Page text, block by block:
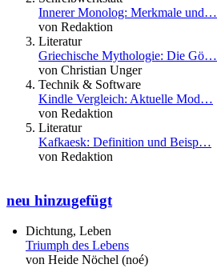
Innerer Monolog: Merkmale und…
von Redaktion
Literatur
Griechische Mythologie: Die Gö…
von Christian Unger
Technik & Software
Kindle Vergleich: Aktuelle Mod…
von Redaktion
Literatur
Kafkaesk: Definition und Beisp…
von Redaktion
neu hinzugefügt
Dichtung, Leben
Triumph des Lebens
von Heide Nöchel (noé)